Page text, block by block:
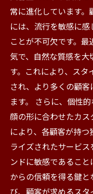
常に進化しています
には、流行を敏感に
ことが不可欠です。
気で、自然な質感を
す。これにより、ス
され、より多くの顧
ます。 さらに、個性
顔の形に合わせたカ
により、各顧客が持
ライズされたサービ
ンドに敏感であるこ
からの信頼を得る鍵
び、顧客が求めるス